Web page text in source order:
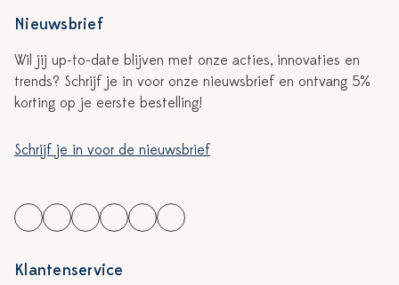
Nieuwsbrief
Wil jij up-to-date blijven met onze acties, innovaties en
trends? Schrijf je in voor onze nieuwsbrief en ontvang 5%
korting op je eerste bestelling!
Schrijf je in voor de nieuwsbrief
Klantenservice